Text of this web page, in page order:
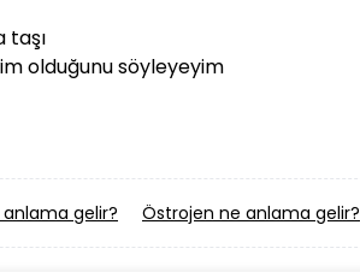
taşı
olduğunu söyleyeyim
anlama gelir? Östrojen ne anlama gelir?